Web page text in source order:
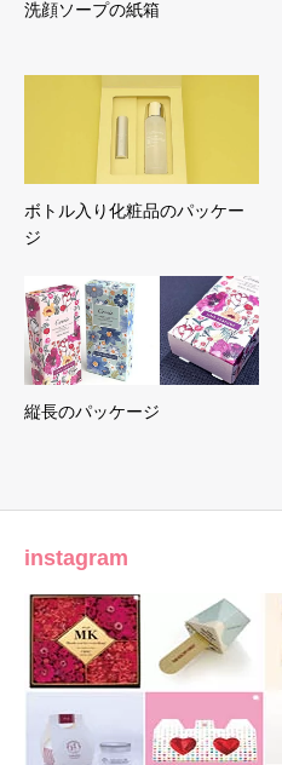
洗顔ソープの紙箱
ボトル入り化粧品のパッケー
ジ
縦長のパッケージ
instagram